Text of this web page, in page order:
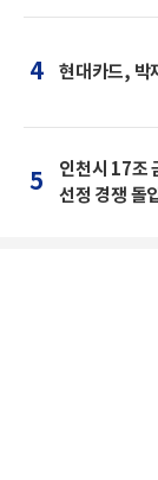
4 현대카드, 박
5
인천시 17조
선정 경쟁 돌